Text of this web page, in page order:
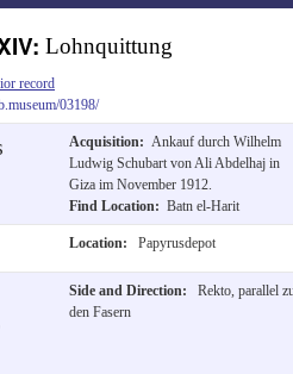
Lohnquittung
record
03198/
Acquisition: Ankauf durch Wilhelm
Ludwig Schubart von Ali Abdelhaj in
Giza im November 1912.
Find Location: Batn el-Harit
Location: Papyrusdepot
Side and Direction:
Rekto, parallel
den Fasern